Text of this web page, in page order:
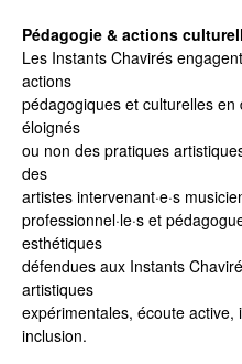
Pédagogie & actions
Les Instants Chavirés
actions
pédagogiques et culturelles
éloignés
ou non des pratiques
des
artistes intervenant·e·s
professionnel·le·s et
esthétiques
défendues aux Instants
artistiques
expérimentales, écoute
inclusion.